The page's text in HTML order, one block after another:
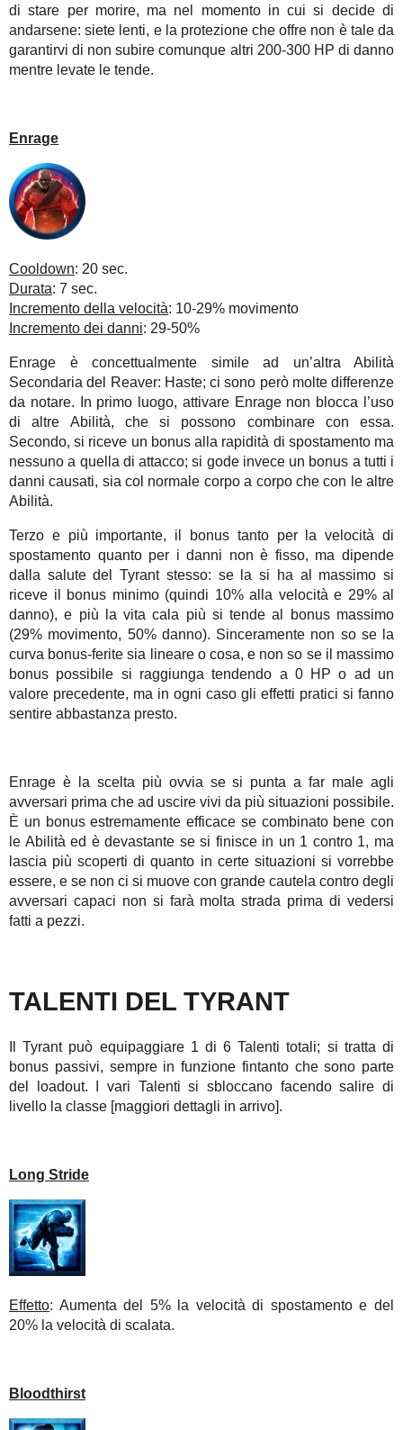
di stare per morire, ma nel momento in cui si decide di
andarsene: siete lenti, e la protezione che offre non è tale da
garantirvi di non subire comunque altri 200-300 HP di danno
mentre levate le tende.
Enrage
Cooldown: 20 sec.
Durata: 7 sec.
Incremento della velocità: 10-29% movimento
Incremento dei danni: 29-50%
Enrage è concettualmente simile ad un’altra Abilità
Secondaria del Reaver: Haste; ci sono però molte differenze
da notare. In primo luogo, attivare Enrage non blocca l’uso
di altre Abilità, che si possono combinare con essa.
Secondo, si riceve un bonus alla rapidità di spostamento ma
nessuno a quella di attacco; si gode invece un bonus a tutti i
danni causati, sia col normale corpo a corpo che con le altre
Abilità.
Terzo e più importante, il bonus tanto per la velocità di
spostamento quanto per i danni non è fisso, ma dipende
dalla salute del Tyrant stesso: se la si ha al massimo si
riceve il bonus minimo (quindi 10% alla velocità e 29% al
danno), e più la vita cala più si tende al bonus massimo
(29% movimento, 50% danno). Sinceramente non so se la
curva bonus-ferite sia lineare o cosa, e non so se il massimo
bonus possibile si raggiunga tendendo a 0 HP o ad un
valore precedente, ma in ogni caso gli effetti pratici si fanno
sentire abbastanza presto.
Enrage è la scelta più ovvia se si punta a far male agli
avversari prima che ad uscire vivi da più situazioni possibile.
È un bonus estremamente efficace se combinato bene con
le Abilità ed è devastante se si finisce in un 1 contro 1, ma
lascia più scoperti di quanto in certe situazioni si vorrebbe
essere, e se non ci si muove con grande cautela contro degli
avversari capaci non si farà molta strada prima di vedersi
fatti a pezzi.
TALENTI DEL TYRANT
Il Tyrant può equipaggiare 1 di 6 Talenti totali; si tratta di
bonus passivi, sempre in funzione fintanto che sono parte
del loadout. I vari Talenti si sbloccano facendo salire di
livello la classe [maggiori dettagli in arrivo].
Long Stride
Effetto: Aumenta del 5% la velocità di spostamento e del
20% la velocità di scalata.
Bloodthirst